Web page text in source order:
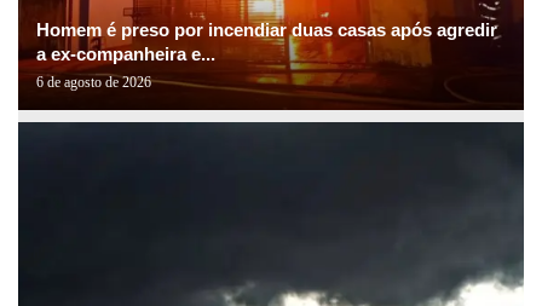
Homem é preso por incendiar duas casas após agredir
a ex-companheira e...
6 de agosto de 2026